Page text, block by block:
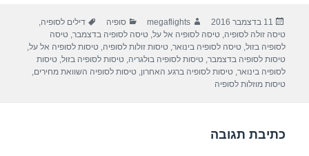
e
b
o
gr
a
m
s
A
p
e
פורסם
בתאריך
11 בדצמבר 2016 מחבר
megaflights קטגוריות
סופיה תגיות
דילים לסופיה,
טיסה זולה לסופיה,טיסה לסופיה אל על,טיסה לסופיה בדצמבר,טיסה
לסופיה בזול,טיסה לסופיה בינואר,טיסות זולות לסופיה,טיסות לסופיה אל על,
טיסות לסופיה בדצמבר,טיסות לסופיה בולגריה,טיסות לסופיה בזול,טיסות
לסופיה בינואר,טיסות לסופיה ברגע האחרון,טיסות לסופיה השוואת מחירים,
טיסות מוזלות לסופיה
כתיבת תגובה